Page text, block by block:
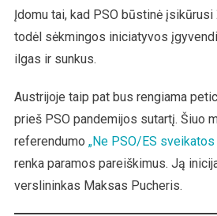
Įdomu tai, kad PSO būstinė
todėl sėkmingos iniciatyvos
ilgas ir sunkus.
Austrijoje taip pat bus rengiama
prieš PSO pandemijos sutartį. Šiuo
referendumo „Ne PSO/ES
renka paramos pareiškimus. Ją
verslininkas Maksas Pucheris.